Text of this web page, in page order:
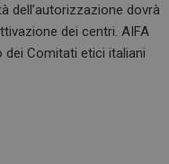
dell’autorizzazione dovrà
dei centri. AIFA
dei Comitati etici italiani
FORNITORE / DOMINIO
.youtube.com